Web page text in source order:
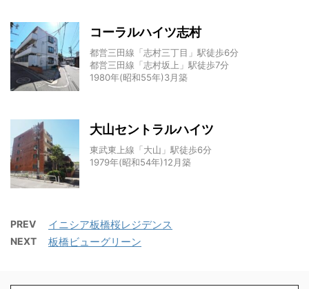
コーラルハイツ志村
都営三田線「志村三丁目」駅徒歩6分
都営三田線「志村坂上」駅徒歩7分
1980年(昭和55年)3月築
大山セントラルハイツ
東武東上線「大山」駅徒歩6分
1979年(昭和54年)12月築
PREV イニシア板橋桜レジデンス
NEXT 板橋ビューグリーン